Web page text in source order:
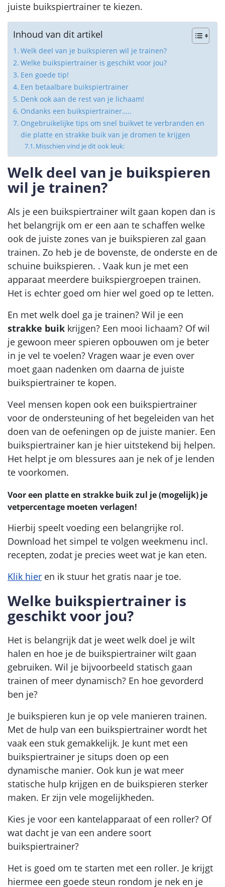
juiste buikspiertrainer te kiezen.
Inhoud van dit artikel
Welk deel van je buikspieren wil je trainen?
Welke buikspiertrainer is geschikt voor jou?
Een goede tip!
Een betaalbare buikspiertrainer
Denk ook aan de rest van je lichaam!
Ondanks een buikspiertrainer…..
Ongebruikelijke tips om snel buikvet te verbranden en
die platte en strakke buik van je dromen te krijgen
Misschien vind je dit ook leuk:
Welk deel van je buikspieren
wil je trainen?
Als je een buikspiertrainer wilt gaan kopen dan is
het belangrijk om er een aan te schaffen welke
ook de juiste zones van je buikspieren zal gaan
trainen. Zo heb je de bovenste, de onderste en de
schuine buikspieren. . Vaak kun je met een
apparaat meerdere buikspiergroepen trainen.
Het is echter goed om hier wel goed op te letten.
En met welk doel ga je trainen? Wil je een
strakke buik krijgen? Een mooi lichaam? Of wil
je gewoon meer spieren opbouwen om je beter
in je vel te voelen? Vragen waar je even over
moet gaan nadenken om daarna de juiste
buikspiertrainer te kopen.
Veel mensen kopen ook een buikspiertrainer
voor de ondersteuning of het begeleiden van het
doen van de oefeningen op de juiste manier. Een
buikspiertrainer kan je hier uitstekend bij helpen.
Het helpt je om blessures aan je nek of je lenden
te voorkomen.
Voor een platte en strakke buik zul je (mogelijk) je
vetpercentage moeten verlagen!
Hierbij speelt voeding een belangrijke rol.
Download het simpel te volgen weekmenu incl.
recepten, zodat je precies weet wat je kan eten.
Klik hier en ik stuur het gratis naar je toe.
Welke buikspiertrainer is
geschikt voor jou?
Het is belangrijk dat je weet welk doel je wilt
halen en hoe je de buikspiertrainer wilt gaan
gebruiken. Wil je bijvoorbeeld statisch gaan
trainen of meer dynamisch? En hoe gevorderd
ben je?
Je buikspieren kun je op vele manieren trainen.
Met de hulp van een buikspiertrainer wordt het
vaak een stuk gemakkelijk. Je kunt met een
buikspiertrainer je situps doen op een
dynamische manier. Ook kun je wat meer
statische hulp krijgen en de buikspieren sterker
maken. Er zijn vele mogelijkheden.
Kies je voor een kantelapparaat of een roller? Of
wat dacht je van een andere soort
buikspiertrainer?
Het is goed om te starten met een roller. Je krijgt
hiermee een goede steun rondom je nek en je